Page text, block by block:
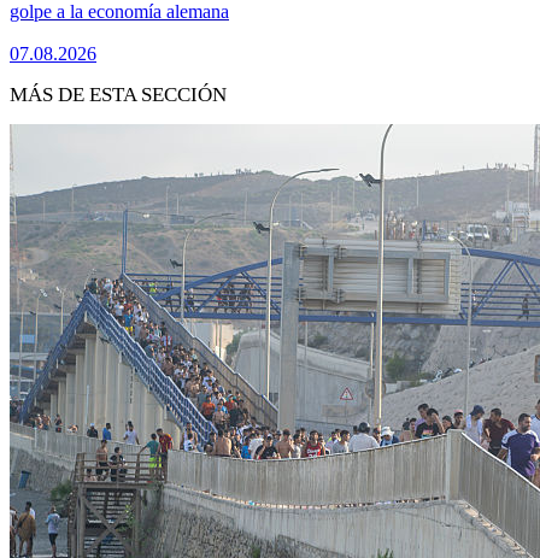
golpe a la economía alemana
07.08.2026
MÁS DE ESTA SECCIÓN